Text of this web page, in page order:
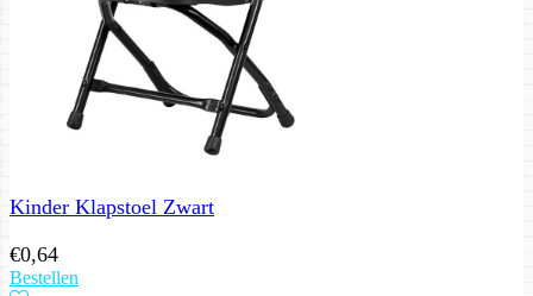
Kinder Klapstoel Zwart
€0,64
Bestellen